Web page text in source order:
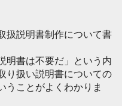
扱説明書制作について書
明書は不要だ」という内
り扱い説明書についての
うことがよくわかりま